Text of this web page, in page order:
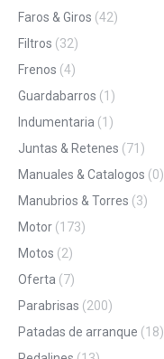
Faros & Giros (42)
Filtros (32)
Frenos (4)
Guardabarros (1)
Indumentaria (1)
Juntas & Retenes (71)
Manuales & Catalogos (0)
Manubrios & Torres (3)
Motor (173)
Motos (2)
Oferta (7)
Parabrisas (200)
Patadas de arranque (18)